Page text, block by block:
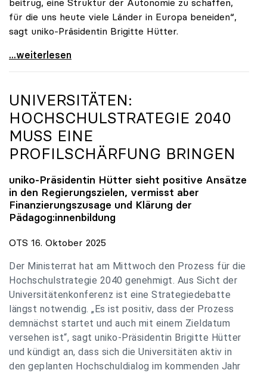
für die uns heute viele Länder in Europa beneiden“,
sagt uniko-Präsidentin Brigitte Hütter.
uniko trauert um ehemaligen Präsidenten Peter
...weiterlesen
UNIVERSITÄTEN:
HOCHSCHULSTRATEGIE 2040
MUSS EINE
PROFILSCHÄRFUNG BRINGEN
uniko-Präsidentin Hütter sieht positive Ansätze
in den Regierungszielen, vermisst aber
Finanzierungszusage und Klärung der
Pädagog:innenbildung
OTS 16. Oktober 2025
Der Ministerrat hat am Mittwoch den Prozess für die
Hochschulstrategie 2040 genehmigt. Aus Sicht der
Universitätenkonferenz ist eine Strategiedebatte
längst notwendig. „Es ist positiv, dass der Prozess
demnächst startet und auch mit einem Zieldatum
versehen ist“, sagt uniko-Präsidentin Brigitte Hütter
und kündigt an, dass sich die Universitäten aktiv in
den geplanten Hochschuldialog im kommenden Jahr